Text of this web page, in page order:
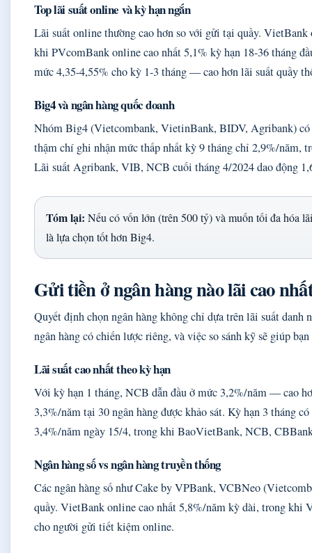
Top lãi suất online và kỳ hạn ngắn
Lãi suất online thường cao hơn so với gửi tại quầy.
khi PVcomBank online cao nhất 5,1% kỳ hạn 18-36 tháng
mức 4,35-4,55% cho kỳ 1-3 tháng — cao hơn lãi suất quầy
Big4 và ngân hàng quốc doanh
Nhóm Big4 (Vietcombank, VietinBank, BIDV, Agribank) có
thậm chí ghi nhận mức thấp nhất kỳ 9 tháng chỉ 2,9%/năm,
Lãi suất Agribank, VIB, NCB cuối tháng 4/2024 dao động
Tóm lại: Nếu có vốn lớn (trên 500 tỷ) và muốn tối đa hóa
là lựa chọn tốt hơn Big4.
Gửi tiền ở ngân hàng nào lãi cao
Quyết định chọn ngân hàng không chỉ dựa trên lãi suất
ngân hàng có chiến lược riêng, và việc so sánh kỹ sẽ giúp
Lãi suất cao nhất theo kỳ hạn
Với kỳ hạn 1 tháng, NCB dẫn đầu ở mức 3,2%/năm — cao
3,3%/năm tại 30 ngân hàng được khảo sát. Kỳ hạn 3 tháng
3,4%/năm ngày 15/4, trong khi BaoVietBank, NCB,
Ngân hàng số vs ngân hàng truyền thống
Các ngân hàng số như Cake by VPBank, VCBNeo
quầy. VietBank online cao nhất 5,8%/năm kỳ dài, trong khi
cho người gửi tiết kiệm online.